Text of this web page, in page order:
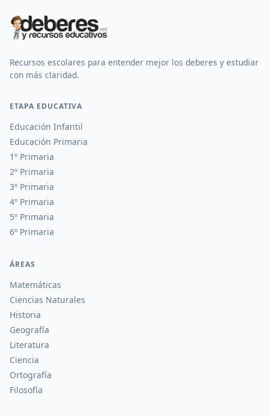
Recursos escolares para entender mejor los deberes y estudiar
con más claridad.
ETAPA EDUCATIVA
Educación Infantil
Educación Primaria
1º Primaria
2º Primaria
3º Primaria
4º Primaria
5º Primaria
6º Primaria
ÁREAS
Matemáticas
Ciencias Naturales
Historia
Geografía
Literatura
Ciencia
Ortografía
Filosofía